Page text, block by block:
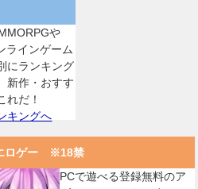
や
ラインゲーム
にランキング
新作・おすす
れだ！
キングへ
ロゲー ※18禁
PCで遊べる登録無料のア